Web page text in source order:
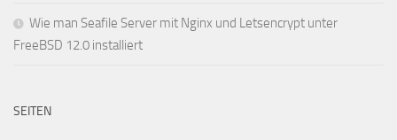
Wie man Seafile Server mit Nginx und Letsencrypt unter
FreeBSD 12.0 installiert
SEITEN